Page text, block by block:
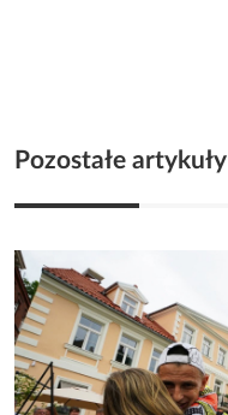
Pozostałe artykuły